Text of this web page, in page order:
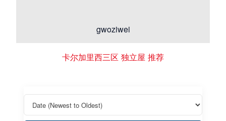
gwoziwei
卡尔加里西三区 独立屋 推荐